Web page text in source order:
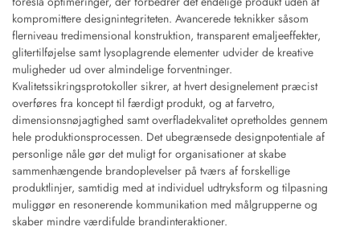
kompromittere designintegriteten. Avancerede teknikker såsom
flerniveau tredimensional konstruktion, transparent emaljeeffekter,
glitertilføjelse samt lysoplagrende elementer udvider de kreative
muligheder ud over almindelige forventninger.
Kvalitetssikringsprotokoller sikrer, at hvert designelement præcist
overføres fra koncept til færdigt produkt, og at farvetro,
dimensionsnøjagtighed samt overfladekvalitet opretholdes gennem
hele produktionsprocessen. Det ubegrænsede designpotentiale af
personlige nåle gør det muligt for organisationer at skabe
sammenhængende brandoplevelser på tværs af forskellige
produktlinjer, samtidig med at individuel udtryksform og tilpasning
muliggør en resonerende kommunikation med målgrupperne og
skaber mindre værdifulde brandinteraktioner.